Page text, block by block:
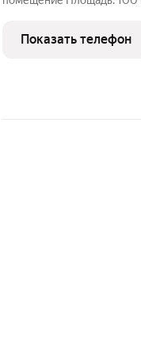
простора и свободы для
входа с улицы и
Показать телефон